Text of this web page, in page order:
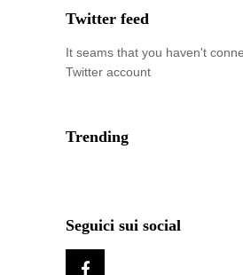
Twitter feed
It seams that you haven't
Twitter account
Trending
Seguici sui social